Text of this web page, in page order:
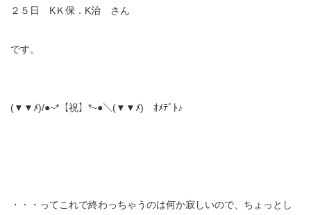
２５日 KＫ保．K治 さん
です。
(▼▼ﾒ)/●~*【祝】*~●＼(▼▼ﾒ) ｵﾒﾃﾞﾄ♪
・・・ってこれで終わっちゃうのは何か寂しいので、ちょっとし